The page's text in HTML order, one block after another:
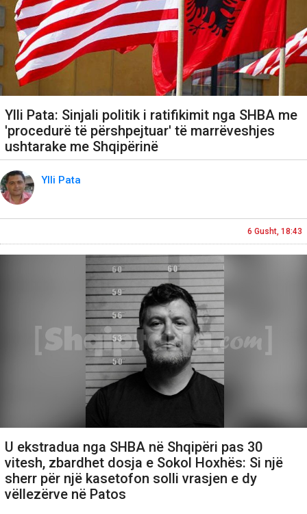
Ylli Pata: Sinjali politik i ratifikimit nga SHBA me
'procedurë të përshpejtuar' të marrëveshjes
ushtarake me Shqipërinë
Ylli Pata
6 Gusht, 18:43
U ekstradua nga SHBA në Shqipëri pas 30
vitesh, zbardhet dosja e Sokol Hoxhës: Si një
sherr për një kasetofon solli vrasjen e dy
vëllezërve në Patos